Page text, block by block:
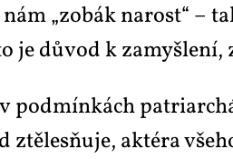
„zo­bák na­rost“ –
je dů­vod k
pod­mín­kách
ztě­les­ňu­je, ak­té­ra